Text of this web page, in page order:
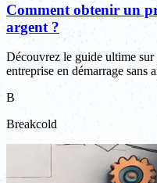
Comment obtenir un
argent ?
Découvrez le guide ultime
entreprise en démarrage sans
B
Breakcold